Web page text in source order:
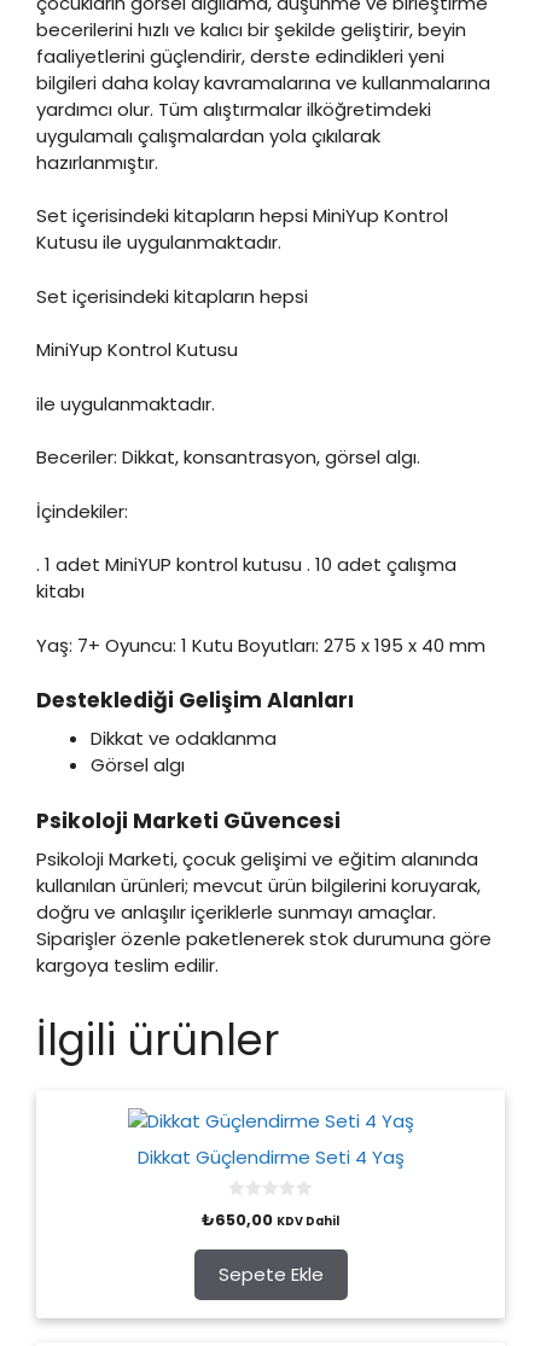
becerilerini hızlı ve kalıcı bir şekilde geliştirir, beyin
faaliyetlerini güçlendirir, derste edindikleri yeni
bilgileri daha kolay kavramalarına ve kullanmalarına
yardımcı olur. Tüm alıştırmalar ilköğretimdeki
uygulamalı çalışmalardan yola çıkılarak
hazırlanmıştır.
Set içerisindeki kitapların hepsi MiniYup Kontrol
Kutusu ile uygulanmaktadır.
Set içerisindeki kitapların hepsi
MiniYup Kontrol Kutusu
ile uygulanmaktadır.
Beceriler: Dikkat, konsantrasyon, görsel algı.
İçindekiler:
. 1 adet MiniYUP kontrol kutusu . 10 adet çalışma
kitabı
Yaş: 7+ Oyuncu: 1 Kutu Boyutları: 275 x 195 x 40 mm
Desteklediği Gelişim Alanları
Dikkat ve odaklanma
Görsel algı
Psikoloji Marketi Güvencesi
Psikoloji Marketi, çocuk gelişimi ve eğitim alanında
kullanılan ürünleri; mevcut ürün bilgilerini koruyarak,
doğru ve anlaşılır içeriklerle sunmayı amaçlar.
Siparişler özenle paketlenerek stok durumuna göre
kargoya teslim edilir.
İlgili ürünler
Dikkat Güçlendirme Seti 4 Yaş
o
t
o
f
5
₺650,00 KDV Dahil
Sepete Ekle